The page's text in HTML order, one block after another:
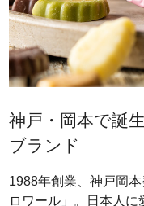
神戸・岡本で誕
ブランド
1988年創業、神戸岡
ロワール」。日本人